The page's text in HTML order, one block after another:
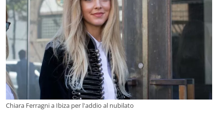
Chiara Ferragni a Ibiza per l'addio al nubilato